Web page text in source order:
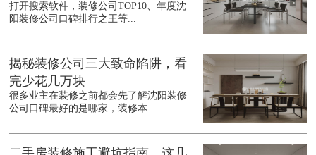
打开搜索软件，装修公司TOP10、年度沈
阳装修公司口碑排行之王等...
揭秘装修公司三大致命陷阱，看
完少花几万块
很多业主在装修之前都会先了解沈阳装修
公司口碑最好的是哪家，装修本...